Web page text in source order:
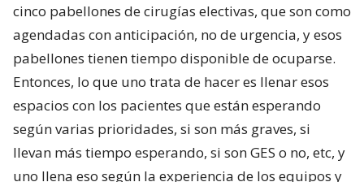
cinco pabellones de cirugías electivas, que son como
agendadas con anticipación, no de urgencia, y esos
pabellones tienen tiempo disponible de ocuparse.
Entonces, lo que uno trata de hacer es llenar esos
espacios con los pacientes que están esperando
según varias prioridades, si son más graves, si
llevan más tiempo esperando, si son GES o no, etc, y
uno llena eso según la experiencia de los equipos y